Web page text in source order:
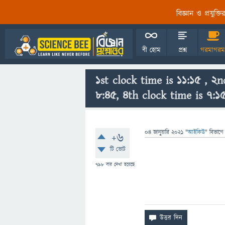
বিজ্ঞান ও
বী হোম প্রশ্ন
1st clock time is 11:15 ,
8:45, 4th clock time is
+6
টি ভোট
798 বার দেখা হয়েছে
04 জানুয়ারি 2021 "আইকিউ" বিভাগে